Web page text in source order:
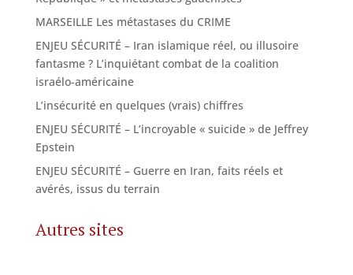
MARSEILLE Les métastases du CRIME
ENJEU SÉCURITÉ – Iran islamique réel, ou illusoire
fantasme ? L’inquiétant combat de la coalition
israélo-américaine
L’insécurité en quelques (vrais) chiffres
ENJEU SÉCURITÉ – L’incroyable « suicide » de Jeffrey
Epstein
ENJEU SÉCURITÉ – Guerre en Iran, faits réels et
avérés, issus du terrain
Autres sites